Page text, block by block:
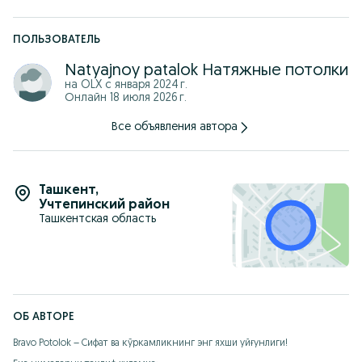
ПОЛЬЗОВАТЕЛЬ
Natyajnoy patalok Натяжные потолки
на OLX с января 2024 г.
Онлайн 18 июля 2026 г.
Все объявления автора
Ташкент,
Учтепинский район
Ташкентская область
ОБ АВТОРЕ
Bravo Potolok – Сифат ва кўркамликнинг энг яхши уйғунлиги!